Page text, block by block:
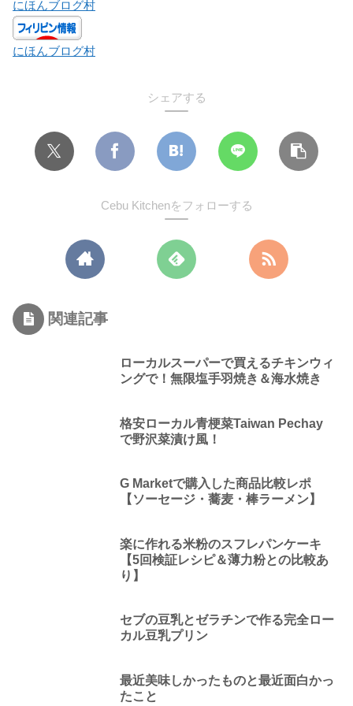
にほんブログ村
にほんブログ村
シェアする
Cebu Kitchenをフォローする
関連記事
ローカルスーパーで買えるチキンウィ
ングで！無限塩手羽焼き＆海水焼き
格安ローカル青梗菜Taiwan Pechay
で野沢菜漬け風！
G Marketで購入した商品比較レポ
【ソーセージ・蕎麦・棒ラーメン】
楽に作れる米粉のスフレパンケーキ
【5回検証レシピ＆薄力粉との比較あ
り】
セブの豆乳とゼラチンで作る完全ロー
カル豆乳プリン
最近美味しかったものと最近面白かっ
たこと